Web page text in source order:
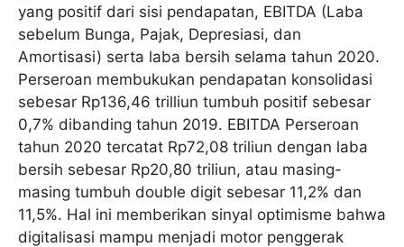
yang positif dari sisi pendapatan, EBITDA (Laba
sebelum Bunga, Pajak, Depresiasi, dan
Amortisasi) serta laba bersih selama tahun 2020.
Perseroan membukukan pendapatan konsolidasi
sebesar Rp136,46 trilliun tumbuh positif sebesar
0,7% dibanding tahun 2019. EBITDA Perseroan
tahun 2020 tercatat Rp72,08 triliun dengan laba
bersih sebesar Rp20,80 triliun, atau masing-
masing tumbuh double digit sebesar 11,2% dan
11,5%. Hal ini memberikan sinyal optimisme bahwa
digitalisasi mampu menjadi motor penggerak